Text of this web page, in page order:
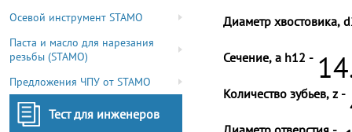
Осевой инструмент STAMO
Паста и масло для нарезания
резьбы (STAMO)
Предложения ЧПУ от STAMO
Тест для инженеров
Диаметр хвостовика,
Сечение, a h12 -
Количество зубьев, z -